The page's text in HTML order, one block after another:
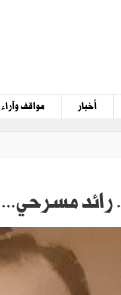
أخبار مواقف وآراء
رائد